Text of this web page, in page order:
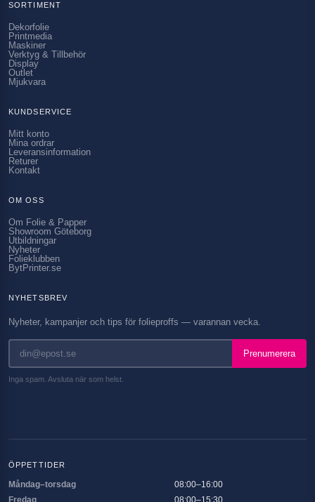
SORTIMENT
Dekorfolie
Printmedia
Maskiner
Verktyg & Tillbehör
Display
Outlet
Mjukvara
KUNDSERVICE
Mitt konto
Mina ordrar
Leveransinformation
Returer
Kontakt
OM OSS
Om Folie & Papper
Showroom Göteborg
Utbildningar
Nyheter
Folieklubben
BytPrinter.se
NYHETSBREV
Nyheter, kampanjer och tips för folieproffs — varannan vecka.
Prenumerera
Inga spam. Avsluta när som helst.
ÖPPETTIDER
Måndag–torsdag
08:00–16:00